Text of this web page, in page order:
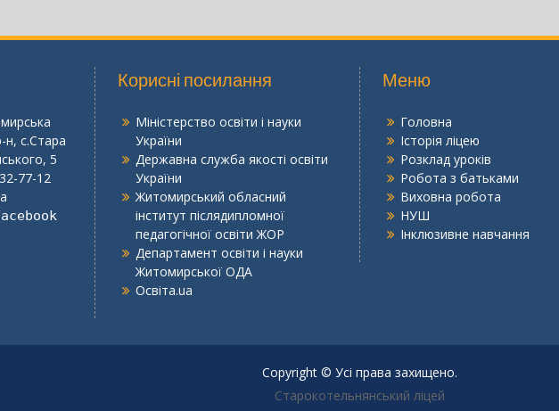
с.Стара
5
77-12
Корисні посилання
Міністерство освіти і науки
України
Державна служба якості освіти
України
Житомирський обласний
інститут післядипломної
педагогічної освіти ЖОР
Департамент освіти і науки
Житомирської ОДА
Освіта.ua
Меню
Головна
Історія ліцею
Розклад уроків
Робота з батьками
Виховна робота
НУШ
Інклюзивне навчання
Copyright © Усі права захищено.
Старокотельнянський ліцей